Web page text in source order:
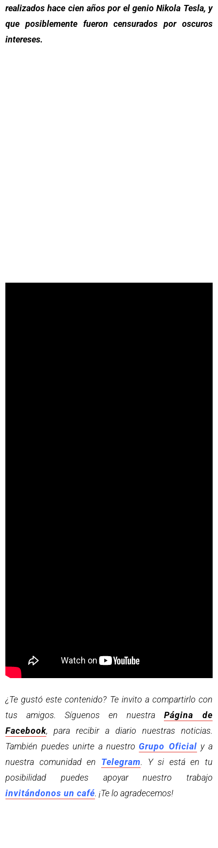
realizados hace cien años por el genio Nikola Tesla, y
que posiblemente fueron censurados por oscuros
intereses.
¿Te gustó este contenido? Te invito a compartirlo con
tus amigos. Síguenos en nuestra Página de
Facebook, para recibir a diario nuestras noticias.
También puedes unirte a nuestro Grupo Oficial y a
nuestra comunidad en Telegram. Y si está en tu
posibilidad puedes apoyar nuestro trabajo
invitándonos un café. ¡Te lo agradecemos!